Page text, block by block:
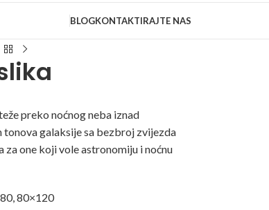
BLOGKONTAKTIRAJTE NAS
preko noćnog neba iznad
galaksije sa bezbroj zvijezda
za one koji vole astronomiju i noćnu
80×120